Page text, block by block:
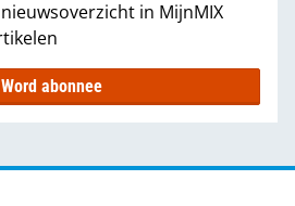
in MijnMIX
Word abonnee